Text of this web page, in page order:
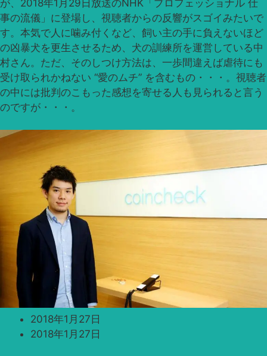
が、2018年1月29日放送のNHK「プロフェッショナル 仕
事の流儀」に登場し、視聴者からの反響がスゴイみたいで
す。本気で人に噛み付くなど、飼い主の手に負えないほど
の凶暴犬を更生させるため、犬の訓練所を運営している中
村さん。ただ、そのしつけ方法は、一歩間違えば虐待にも
受け取られかねない “愛のムチ” を含むもの・・・。視聴者
の中には批判のこもった感想を寄せる人も見られると言う
のですが・・・。
2018年1月27日
2018年1月27日